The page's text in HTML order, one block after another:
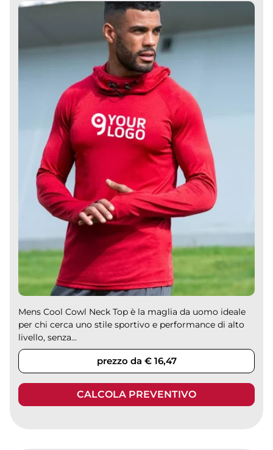
Mens Cool Cowl Neck Top è la maglia da uomo ideale
per chi cerca uno stile sportivo e performance di alto
livello, senza...
prezzo da € 16,47
CALCOLA PREVENTIVO